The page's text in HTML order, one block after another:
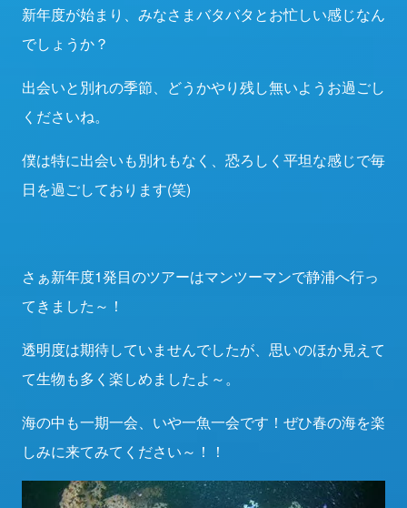
新年度が始まり、みなさまバタバタとお忙しい感じなん
でしょうか？
出会いと別れの季節、どうかやり残し無いようお過ごし
くださいね。
僕は特に出会いも別れもなく、恐ろしく平坦な感じで毎
日を過ごしております(笑)
さぁ新年度1発目のツアーはマンツーマンで静浦へ行っ
てきました～！
透明度は期待していませんでしたが、思いのほか見えて
て生物も多く楽しめましたよ～。
海の中も一期一会、いや一魚一会です！ぜひ春の海を楽
しみに来てみてください～！！